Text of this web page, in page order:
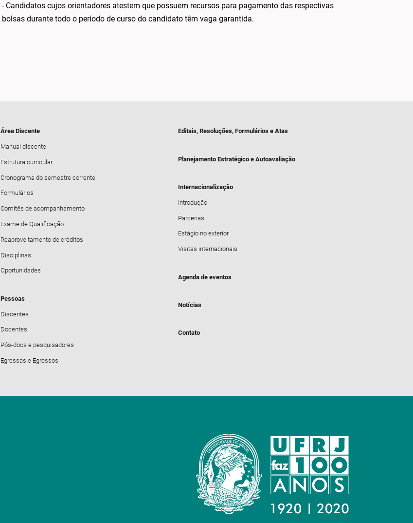
- Candidatos cujos orientadores atestem que possuem recursos para pagamento das respectivas
bolsas durante todo o período de curso do candidato têm vaga garantida.
Área Discente
Manual discente
Estrutura curricular
Cronograma do semestre corrente
Formulários
Comitês de acompanhamento
Exame de Qualificação
Reaproveitamento de créditos
Disciplinas
Oportunidades
Pessoas
Discentes
Docentes
Pós-docs e pesquisadores
Egressas e Egressos
Editais, Resoluções, Formulários e Atas
Planejamento Estratégico e Autoavaliação
Internacionalização
Introdução
Parcerias
Estágio no exterior
Visitas internacionais
Agenda de eventos
Notícias
Contato